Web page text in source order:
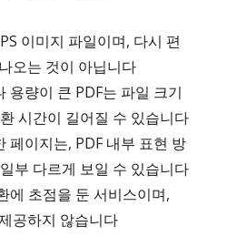
이미지 파일이며, 다시 편
오는 것이 아닙니다
용량이 큰 PDF는 파일 크기
시간이 길어질 수 있습니다
페이지는, PDF 내부 표현 방
부 다르게 보일 수 있습니다
에 초점을 둔 서비스이며,
공하지 않습니다